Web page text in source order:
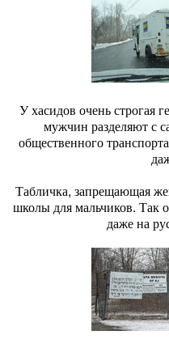
У хасидов очень строгая
мужчин разделяют с
общественного
Табличка, запрещающая
школы для мальчиков. Так
даже на